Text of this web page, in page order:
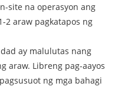
site na operasyon ang
2 araw pagkatapos ng
ay malulutas nang
araw. Libreng pag-aayos
ng mga bahagi